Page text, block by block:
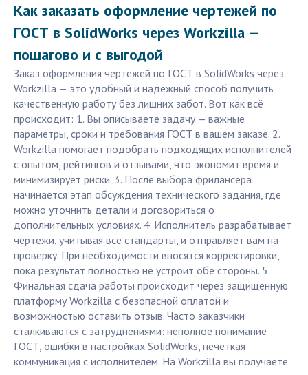
Как заказать оформление чертежей по
ГОСТ в SolidWorks через Workzilla —
пошагово и с выгодой
Заказ оформления чертежей по ГОСТ в SolidWorks через
Workzilla — это удобный и надёжный способ получить
качественную работу без лишних забот. Вот как всё
происходит: 1. Вы описываете задачу — важные
параметры, сроки и требования ГОСТ в вашем заказе. 2.
Workzilla помогает подобрать подходящих исполнителей
с опытом, рейтингов и отзывами, что экономит время и
минимизирует риски. 3. После выбора фрилансера
начинается этап обсуждения технического задания, где
можно уточнить детали и договориться о
дополнительных условиях. 4. Исполнитель разрабатывает
чертежи, учитывая все стандарты, и отправляет вам на
проверку. При необходимости вносятся корректировки,
пока результат полностью не устроит обе стороны. 5.
Финальная сдача работы происходит через защищенную
платформу Workzilla с безопасной оплатой и
возможностью оставить отзыв. Часто заказчики
сталкиваются с затруднениями: неполное понимание
ГОСТ, ошибки в настройках SolidWorks, нечеткая
коммуникация с исполнителем. На Workzilla вы получаете